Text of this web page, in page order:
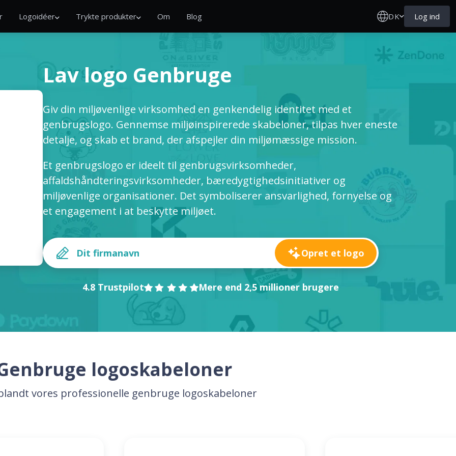
Logoidéer Trykte produkter Om Blog DK Log ind
Lav logo Genbruge
Giv din miljøvenlige virksomhed en genkendelig identitet med et
genbrugslogo. Gennemse miljøinspirerede skabeloner, tilpas hver eneste
detalje, og skab et brand, der afspejler din miljømæssige mission.
Et genbrugslogo er ideelt til genbrugsvirksomheder,
affaldshåndteringsvirksomheder, bæredygtighedsinitiativer og
miljøvenlige organisationer. Det symboliserer ansvarlighed, fornyelse og
et engagement i at beskytte miljøet.
Opret et logo
4.8 Trustpilot Mere end 2,5 millioner brugere
logoskabeloner
vores professionelle genbruge logoskabeloner